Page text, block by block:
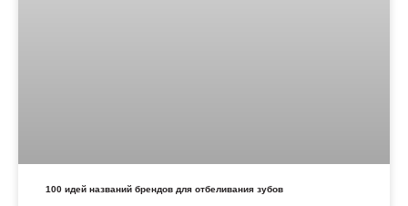
100 идей названий брендов для отбеливания зубов